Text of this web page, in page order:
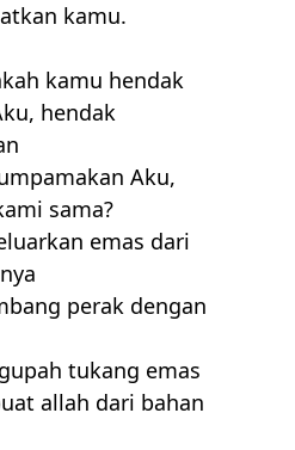
kamu.
kamu hendak
hendak
Aku,
sama?
emas dari
perak dengan
tukang emas
allah dari bahan